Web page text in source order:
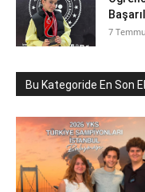
7
Bu Kategoride En Son